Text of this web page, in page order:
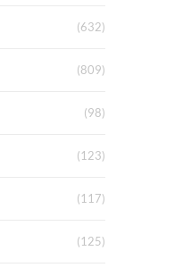
(632)
(809)
(98)
(123)
(117)
(125)